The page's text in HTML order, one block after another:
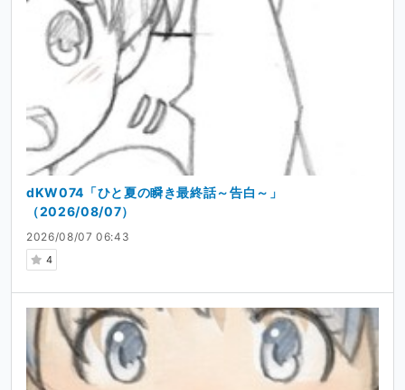
2026/08/07 06:43
4
dKW074「ひと夏の瞬き最終話～告白～」
（2026/08/07）